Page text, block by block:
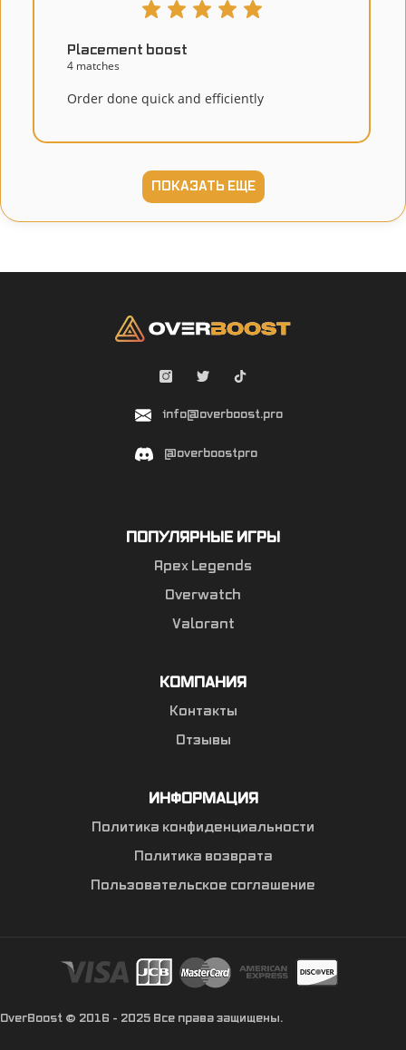
Placement boost
4 matches
Order done quick and efficiently
ПОКАЗАТЬ ЕЩЕ
info@overboost.pro
@overboostpro
ПОПУЛЯРНЫЕ ИГРЫ
Apex Legends
Overwatch
Valorant
КОМПАНИЯ
Контакты
Отзывы
ИНФОРМАЦИЯ
Политика конфиденциальности
Политика возврата
Пользовательское соглашение
OverBoost © 2016 - 2025 Все права защищены.